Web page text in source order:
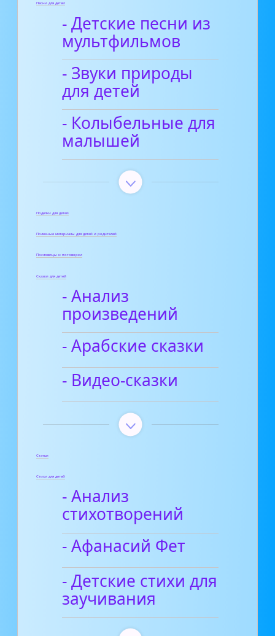
Песни для детей
- Детские песни из
мультфильмов
- Звуки природы
для детей
- Колыбельные для
малышей
Поделки для детей
Полезные материалы для детей и родителей
Пословицы и поговорки
Сказки для детей
- Анализ
произведений
- Арабские сказки
- Видео-сказки
Статьи
Стихи для детей
- Анализ
стихотворений
- Афанасий Фет
- Детские стихи для
заучивания